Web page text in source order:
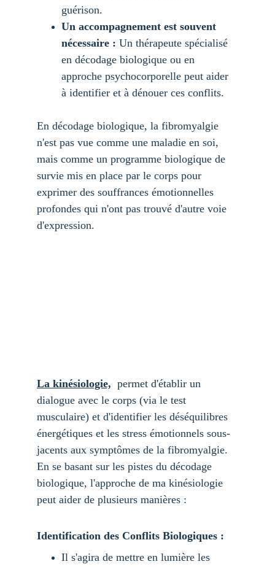
La kinésiologie, permet d'établir un
dialogue avec le corps (via le test
musculaire) et d'identifier les déséquilibres
énergétiques et les stress émotionnels sous-
jacents aux symptômes de la fibromyalgie.
En se basant sur les pistes du décodage
biologique, l'approche de ma kinésiologie
peut aider de plusieurs manières :
Identification des Conflits Biologiques :
Il s'agira de mettre en lumière les
guérison.
Un accompagnement est souvent
nécessaire : Un thérapeute spécialisé
en décodage biologique ou en
approche psychocorporelle peut aider
à identifier et à dénouer ces conflits.
En décodage biologique, la fibromyalgie
n'est pas vue comme une maladie en soi,
mais comme un programme biologique de
survie mis en place par le corps pour
exprimer des souffrances émotionnelles
profondes qui n'ont pas trouvé d'autre voie
d'expression.